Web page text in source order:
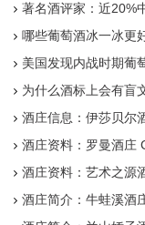
著名酒评家：近20%
哪些葡萄酒冰一冰更
美国发现内战时期葡
为什么酒标上会有盲
酒庄信息：伊莎贝尔
酒庄资料：罗曼酒庄
酒庄资料：艺术之源
酒庄简介：牛蛙溪酒